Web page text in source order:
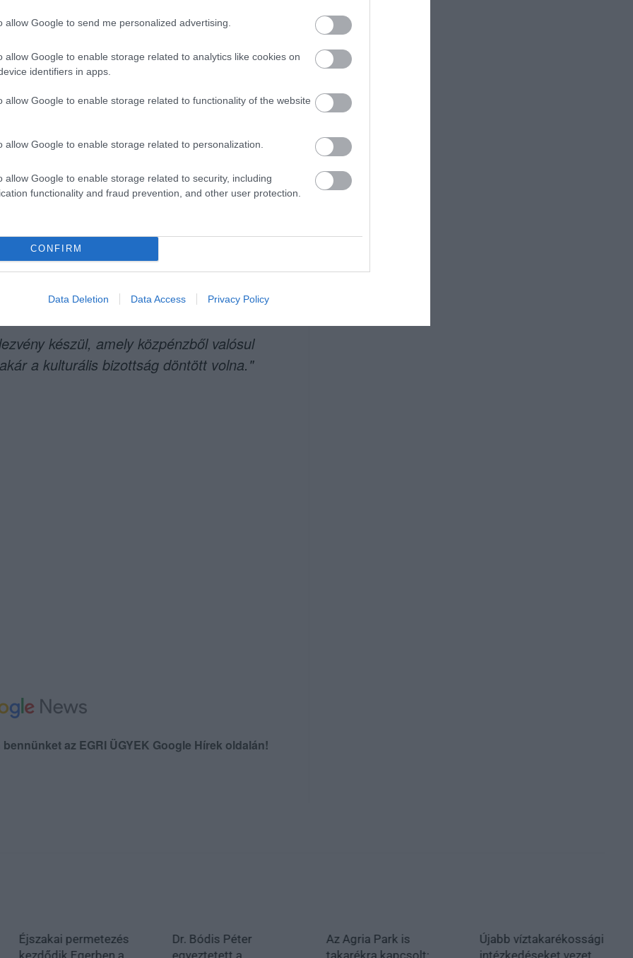
allow Google to send me personalized advertising.
allow Google to enable storage related to analytics like cookies on
identifiers in apps.
allow Google to enable storage related to functionality of the website
allow Google to enable storage related to personalization.
allow Google to enable storage related to security, including
functionality and fraud prevention, and other user protection.
CONFIRM
Data Deletion Data Access Privacy Policy
és turisztikai eseményei tovább
fenntartható módon szolgálják a helyi
ugyanis egy napppal korábban Domán
semmit sem lehet tudni hónapok óta az
hozott létre a Fidesz egy
(EVAT) – egy olyan cégben, amely
parkolással és távhőszolgáltatással
nélkül. Nem nehéz kitalálni, hogy a
ezt az egységet is, hogy minél távolabb
készül, amely közpénzből valósul
a kulturális bizottság döntött volna."
az EGRI ÜGYEK Google Hírek oldalán!
Éjszakai permetezés
kezdődik Egerben a
Dr. Bódis Péter
egyeztetett a
Az Agria Park is
takarékra kapcsolt:
Újabb víztakarékossági
intézkedéseket vezet